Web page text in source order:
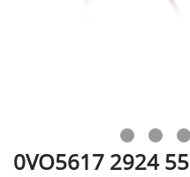
0VO5617 2924 55